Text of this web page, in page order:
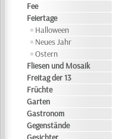
Fee
Feiertage
Halloween
Neues Jahr
Ostern
Fliesen und Mosaik
Freitag der 13
Früchte
Garten
Gastronom
Gegenstände